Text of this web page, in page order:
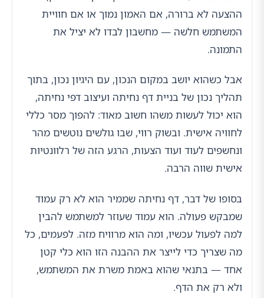
ההצעה לא ברורה, אם האמון נמוך או אם חוויית
המשתמש חלשה — מחשבון לבדו לא יציל את
התמונה.
אבל כשהוא יושב במקום הנכון, עם היגיון נכון, בתוך
תהליך נכון של בניית דף נחיתה ועיצוב דפי נחיתה,
הוא יכול לעשות משהו חשוב מאוד: להפוך מסר כללי
לחוויה אישית. ובשוק רווי, שבו גולשים נוטשים מהר
ונחשפים לעוד ועוד הצעות, הרגע הזה של רלוונטיות
אישית שווה הרבה.
בסופו של דבר, דף נחיתה שממיר הוא לא רק עמוד
שמבקש פעולה. הוא עמוד שעוזר למשתמש להבין
למה לפעול עכשיו, ומה הוא מרוויח מזה. לפעמים, כל
מה שצריך כדי לייצר את ההבנה הזו הוא כלי קטן
אחד — בתנאי שהוא באמת משרת את המשתמש,
ולא רק את הדף.